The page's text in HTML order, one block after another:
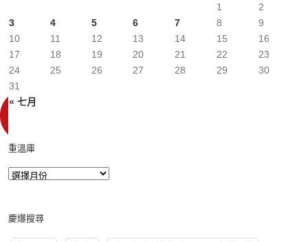
« 七月
1
2
3
4 5 6 7 8
9
10
11 12 13 14 15
16
17
18 19 20 21 22
23
24
25 26 27 28 29
30
31
重溫庫
慶爆搜尋